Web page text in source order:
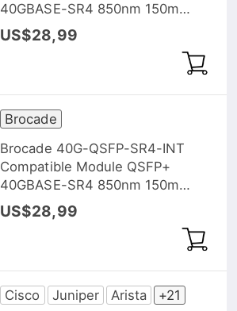
40GBASE-SR4 850nm 150m
MTP/MPO DOM
US$28,99
Brocade
Brocade 40G-QSFP-SR4-INT
Compatible Module QSFP+
40GBASE-SR4 850nm 150m
MTP/MPO DOM
US$28,99
Cisco Juniper Arista
+21